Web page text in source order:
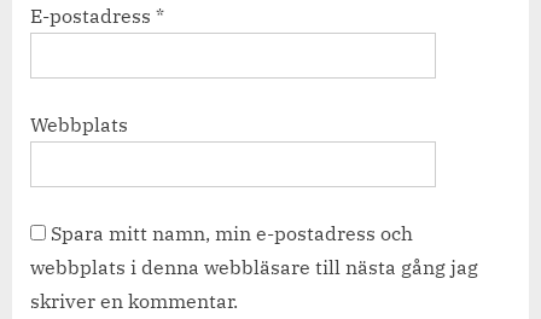
E-postadress *
Webbplats
Spara mitt namn, min e-postadress och
webbplats i denna webbläsare till nästa gång jag
skriver en kommentar.